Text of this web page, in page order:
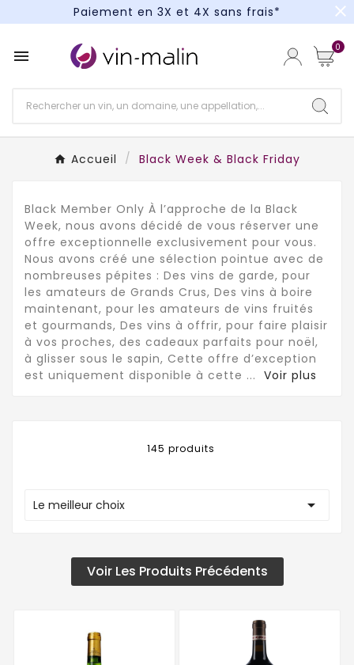
Paiement en 3X et 4X sans frais*
Un kit cocktail à gagner : tentez votre chance !
Paiement en 3X et 4X sans frais*
close
 0
Accueil Black Week & Black Friday
Black Member Only À l’approche de la Black
Week, nous avons décidé de vous réserver une
offre exceptionnelle exclusivement pour vous.
Nous avons créé une sélection pointue avec de
nombreuses pépites : Des vins de garde, pour
les amateurs de Grands Crus, Des vins à boire
maintenant, pour les amateurs de vins fruités
et gourmands, Des vins à offrir, pour faire plaisir
à vos proches, des cadeaux parfaits pour noël,
à glisser sous le sapin, Cette offre d’exception
est uniquement disponible à cette ... Voir plus
145 produits
Le meilleur choix 
Voir Les Produits Précédents